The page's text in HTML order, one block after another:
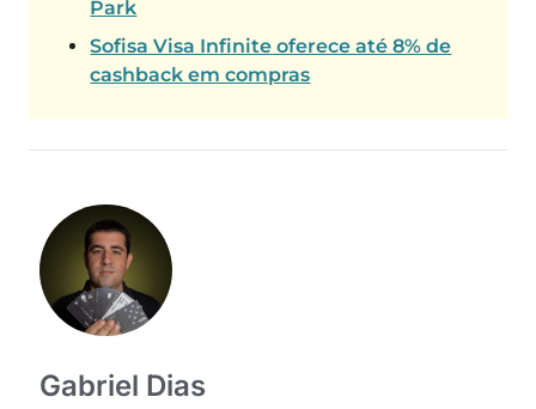
Park
Sofisa Visa Infinite oferece até 8% de
cashback em compras
Gabriel Dias